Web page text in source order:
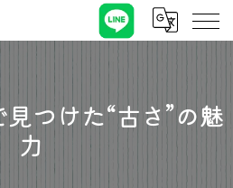
つけた“古さ”の魅
力